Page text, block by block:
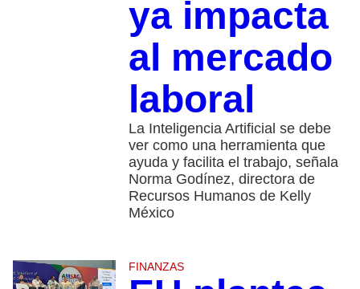
ya impacta
al mercado
laboral
La Inteligencia Artificial se debe
ver como una herramienta que
ayuda y facilita el trabajo, señala
Norma Godínez, directora de
Recursos Humanos de Kelly
México
FINANZAS